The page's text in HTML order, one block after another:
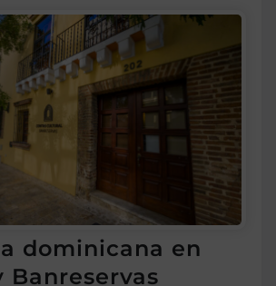
dominicana en
Banreservas